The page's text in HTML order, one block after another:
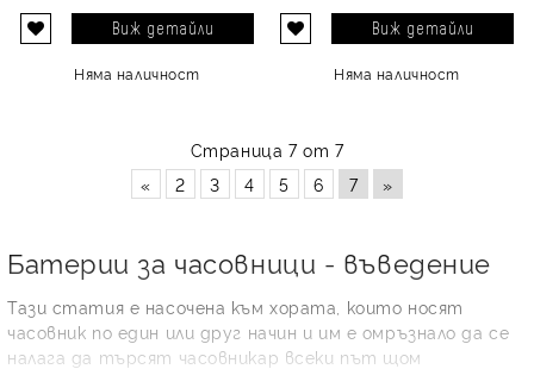
Виж детайли
Няма наличност
Виж детайли
Няма наличност
Страница 7 от 7
«
2 3 4 5 6 7 »
Батерии за часовници - въведение
Тази статия е насочена към хората, които носят
часовник по един или друг начин и им е омръзнало да се
налага да търсят часовникар всеки път щом